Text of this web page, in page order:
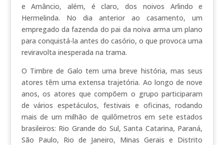
e Amâncio, além, é claro, dos noivos Arlindo e
Hermelinda. No dia anterior ao casamento, um
empregado da fazenda do pai da noiva arma um plano
para conquistá-la antes do casório, o que provoca uma
reviravolta inesperada na trama.
O Timbre de Galo tem uma breve história, mas seus
atores têm uma extensa trajetória. Ao longo de nove
anos, os atores que compõem o grupo participaram
de vários espetáculos, festivais e oficinas, rodando
mais de um milhão de quilômetros em sete estados
brasileiros: Rio Grande do Sul, Santa Catarina, Paraná,
São Paulo, Rio de Janeiro, Minas Gerais e Distrito